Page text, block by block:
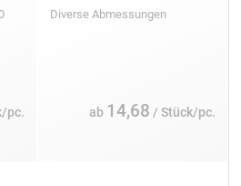
pc.
Diverse Abmessungen
ab 14,68 / Stück/pc.